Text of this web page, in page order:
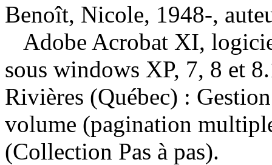
Benoît, Nicole, 1948-,
Adobe Acrobat XI,
sous windows XP, 7, 8 et
Rivières (Québec) :
volume (pagination
(Collection Pas à pas).